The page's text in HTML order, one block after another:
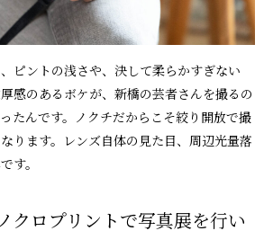
ピントの浅さや、決して柔らかすぎない
厚感のあるボケが、新橋の芸者さんを撮るの
たんです。ノクチだからこそ絞り開放で撮
ります。レンズ自体の見た目、周辺光量落
す。
クロプリントで写真展を行い